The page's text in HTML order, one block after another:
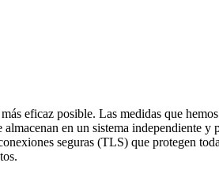
eficaz posible. Las medidas que
en un sistema independiente
seguras (TLS) que protegen